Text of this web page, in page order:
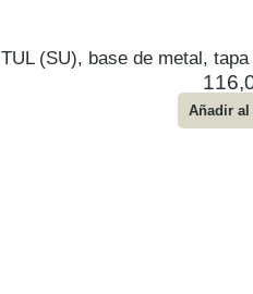
(SU), base de metal,
Añadir al